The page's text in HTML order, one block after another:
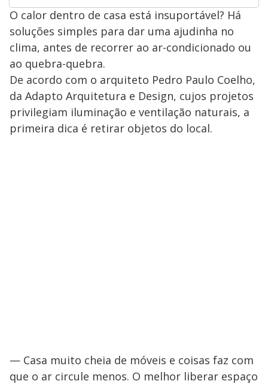
O calor dentro de casa está insuportável? Há
soluções simples para dar uma ajudinha no
clima, antes de recorrer ao ar-condicionado ou
ao quebra-quebra.
De acordo com o arquiteto Pedro Paulo Coelho,
da Adapto Arquitetura e Design, cujos projetos
privilegiam iluminação e ventilação naturais, a
primeira dica é retirar objetos do local.
— Casa muito cheia de móveis e coisas faz com
que o ar circule menos. O melhor liberar espaço